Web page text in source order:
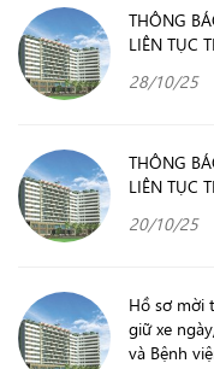
THÔNG
LIÊN TỤC
28/10/25
THÔNG
LIÊN TỤC
20/10/25
Hồ sơ mời
giữ xe
và Bệnh